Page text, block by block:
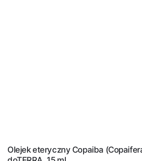
Olejek eteryczny Copaiba